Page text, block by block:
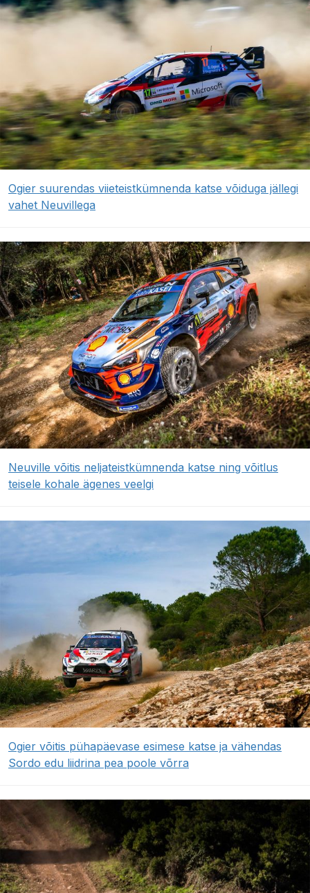
Ogier suurendas viieteistkümnenda katse võiduga jällegi
vahet Neuvillega
Neuville võitis neljateistkümnenda katse ning võitlus
teisele kohale ägenes veelgi
Ogier võitis pühapäevase esimese katse ja vähendas
Sordo edu liidrina pea poole võrra